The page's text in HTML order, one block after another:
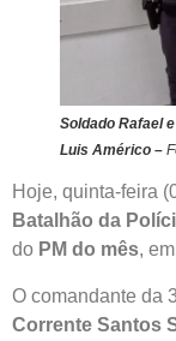
Soldado Rafael
Luis Américo –
Hoje, quinta-feira
Batalhão da
do PM do mês,
O comandante da
Corrente Santos